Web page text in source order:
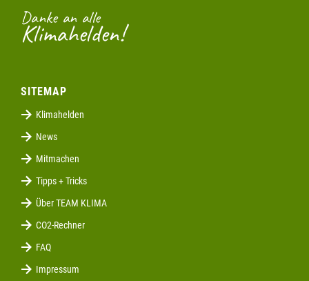
Danke an alle
Klimahelden!
SITEMAP
Klimahelden
News
Mitmachen
Tipps + Tricks
Über TEAM KLIMA
CO2-Rechner
FAQ
Impressum